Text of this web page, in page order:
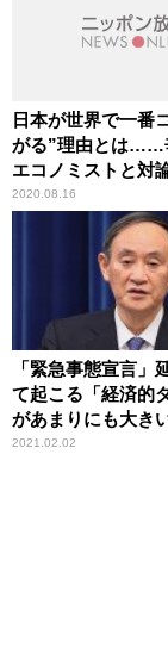
日本が世界で一番
がる”理由とは……
エコノミストと対
2020.08.16
「緊急事態宣言」
て起こる「経済的
があまりにも大き
2021.02.02